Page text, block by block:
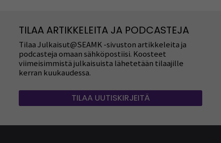
TILAA ARTIKKELEITA JA PODCASTEJA
Tilaa Julkaisut@SEAMK -sivuston artikkeleita ja
podcasteja omaan sähköpostiisi. Koosteet
viimeisimmistä julkaisuista lähetetään tilaajille
kerran kuukaudessa.
TILAA UUTISKIRJEITÄ